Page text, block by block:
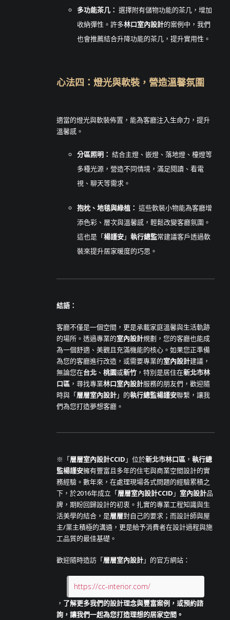
多功能茶几： 選擇附有儲物功能的茶几，增加
收納彈性。許多林口室內設計的案例中，我們
也會推薦結合升降功能的茶几，提升實用性。
心法四：燈光與軟裝，營造溫馨氛圍
適當的燈光與軟裝佈置，能為客廳注入生命力，提升
溫馨感。
分區照明： 結合主燈、嵌燈、落地燈、檯燈等
多種光源，營造不同情境，滿足閱讀、看電
視、聊天等需求。
抱枕、地毯與綠植： 這些軟裝小物能為客廳增
添色彩、層次與溫馨感，輕鬆改變客廳氛圍。
這也是「楊謹安」 執行總監常建議客戶透過軟
裝來提升居家暖度的巧思。
結語：
客廳不僅是一個空間，更是承載家庭溫馨與生活軌跡
的場所。透過專業的室內設計規劃，您的客廳也能成
為一個舒適、美觀且充滿機能的核心。如果您正準備
為您的客廳進行改造，或需要專業的室內設計建議，
無論您在台北 、 桃園或新竹 ，特別是居住在新北市林
口區 ，尋找專業林口室內設計服務的朋友們，歡迎隨
時與「層層室內設計」的執行總監楊謹安聯繫，讓我
們為您打造夢想客廳。
※「層層室內設計CCID 」位於新北市林口區 ， 執行總
監楊謹安擁有豐富且多年的住宅與商業空間設計的實
務經驗。數年來，在處理現場各式問題的經驗累積之
下，於2016年成立「層層室內設計CCID 」 室內設計品
牌，期盼回歸設計的初衷。扎實的專業工程知識與生
活美學的結合，是層層對自己的要求；而設計師與屋
主/業主積極的溝通，更是給予消費者在設計過程與施
工品質的最佳基礎。
歡迎隨時造訪「層層室內設計」的官方網站：
https://cc-interior.com/
， 了解更多我們的設計理念與豐富案例，或預約諮
詢，讓我們一起為您打造理想的居家空間。